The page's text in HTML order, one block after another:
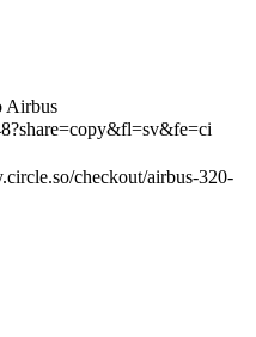
Airbus
checkout/airbus-320-